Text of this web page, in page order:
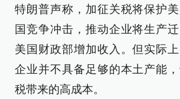
特朗普声称，加征关税将保护
国竞争冲击，推动企业将生产
美国财政部增加收入。但实际
企业并不具备足够的本土产能
税带来的高成本。